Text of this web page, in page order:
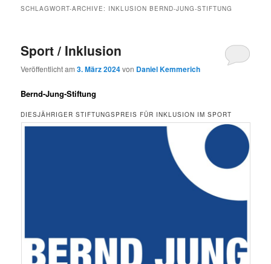
SCHLAGWORT-ARCHIVE: INKLUSION BERND-JUNG-STIFTUNG
Sport / Inklusion
Veröffentlicht am3. März 2024von Daniel Kemmerich
Bernd-Jung-Stiftung
DIESJÄHRIGER STIFTUNGSPREIS FÜR INKLUSION IM SPORT